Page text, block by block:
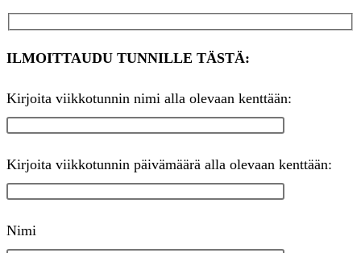
ILMOITTAUDU TUNNILLE TÄSTÄ:
Kirjoita viikkotunnin nimi alla olevaan kenttään:
Kirjoita viikkotunnin päivämäärä alla olevaan kenttään:
Nimi